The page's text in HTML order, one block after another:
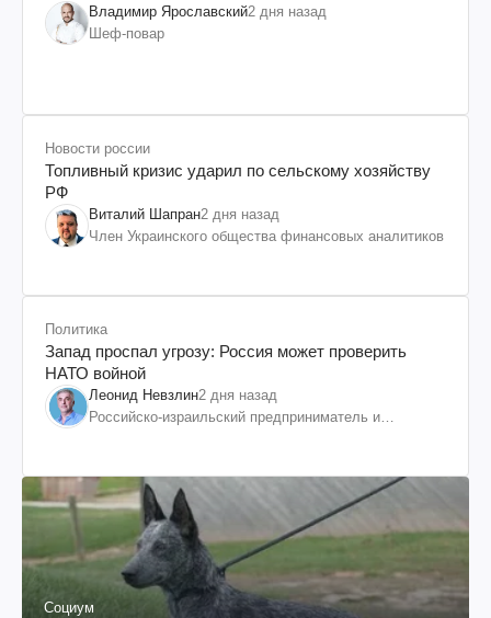
Владимир Ярославский2 дня назад
Шеф-повар
Новости россии
Топливный кризис ударил по сельскому хозяйству
РФ
Виталий Шапран2 дня назад
Член Украинского общества финансовых аналитиков
Политика
Запад проспал угрозу: Россия может проверить
НАТО войной
Леонид Невзлин2 дня назад
Российско-израильский предприниматель и
Социум